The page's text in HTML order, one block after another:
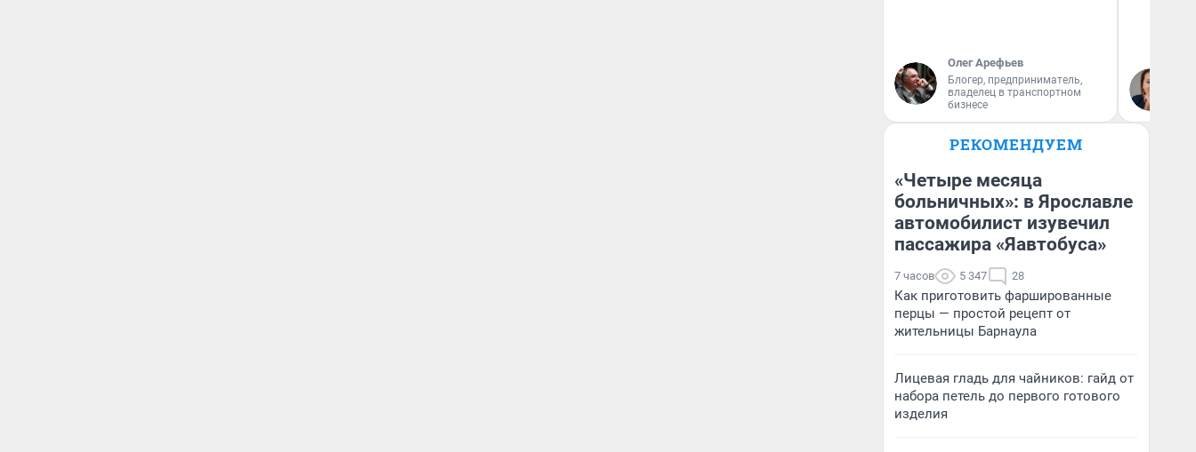
Олег Арефьев
Блогер, предприниматель,
владелец в транспортном
бизнесе
РЕКОМЕНДУЕМ
«Четыре месяца
больничных»: в Ярославле
автомобилист изувечил
пассажира «Яавтобуса»
7 часов 5 347 28
Как приготовить фаршированные
перцы — простой рецепт от
жительницы Барнаула
Лицевая гладь для чайников: гайд от
набора петель до первого готового
изделия